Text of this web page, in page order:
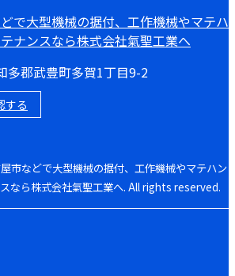
多郡武豊町多賀1丁目9-2
する
市などで大型機械の据付、工作機械やマテハン
なら株式会社氣聖工業へ. All rights reserved.